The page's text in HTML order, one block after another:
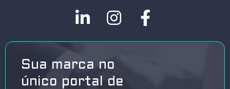
Sua marca no
único portal de